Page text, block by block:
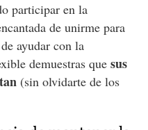
participar en la
de unirme para
ayudar con la
demuestras que sus
(sin olvidarte de los